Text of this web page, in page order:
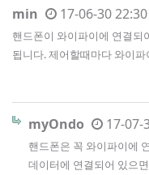
min 17-06-30 22:30
핸드폰이 와이파이에 연결되
됩니다. 제어할때마다 와이
myOndo 17-07-
핸드폰은 꼭 와이파이에
데이터에 연결되어 있으